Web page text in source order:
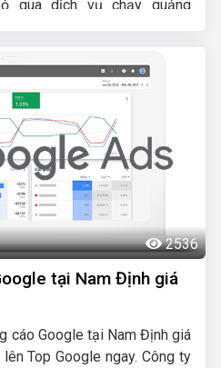
qua dịch vụ chạy quảng
2536
tại Nam Định giá
cáo Google tại Nam Định giá
Top Google ngay. Công ty